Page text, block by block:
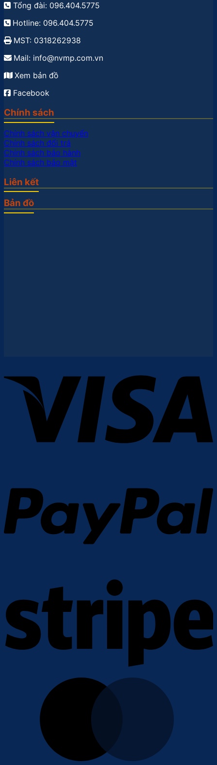
Tổng đài: 096.404.5775
Hotline: 096.404.5775
MST: 0318262938
Mail: info@nvmp.com.vn
Xem bản đồ
Facebook
Chính sách
Chính sách vận chuyển
Chính sách đổi trả
Chính sách bảo hành
Chính sách bảo mật
Liên kết
Bản đồ